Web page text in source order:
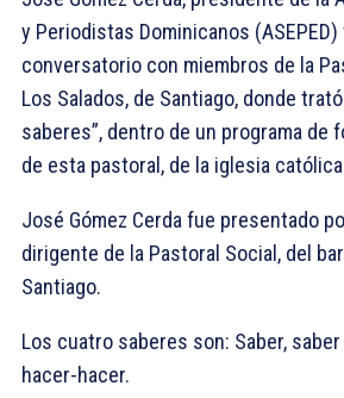
y Periodistas Dominicanos (ASEPED)
conversatorio con miembros de la
Los Salados, de Santiago, donde
saberes”, dentro de un programa de
de esta pastoral, de la iglesia
José Gómez Cerda fue presentado
dirigente de la Pastoral Social, del
Santiago.
Los cuatro saberes son: Saber,
hacer-hacer.